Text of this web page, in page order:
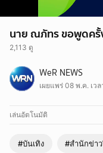
นาย ณภัทร ขอพูดครั้
2,113 ดู
WeR NEWS
เผยแพร่ 08 พ.ค. เว
เล่นอัตโนมัติ
#บันเทิง #สำนักข่าว